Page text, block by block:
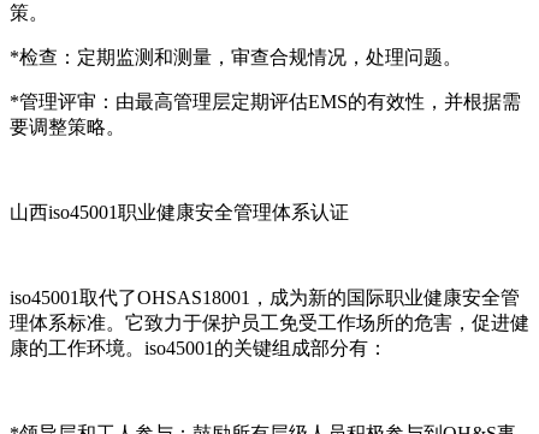
策。
*检查：定期监测和测量，审查合规情况，处理问题。
*管理评审：由最高管理层定期评估EMS的有效性，并根据需
要调整策略。
山西iso45001职业健康安全管理体系认证
iso45001取代了OHSAS18001，成为新的国际职业健康安全管
理体系标准。它致力于保护员工免受工作场所的危害，促进健
康的工作环境。iso45001的关键组成部分有：